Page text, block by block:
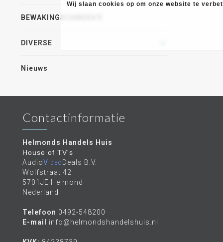
BEWAKINGSCAMERA'S
DIVERSE
Nieuws
Wij slaan cookies op om onze website te
Contactinformatie
Helmonds Handels Huis
House of TV's
AudioVideoDeals B.V.
Wolfstraat 42
5701JE Helmond
Nederland
Telefoon 0492-548200
E-mail
info@helmondshandelshuis.nl